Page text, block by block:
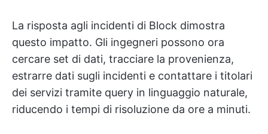
La risposta agli incidenti di Block dimostra
questo impatto. Gli ingegneri possono ora
cercare set di dati, tracciare la provenienza,
estrarre dati sugli incidenti e contattare i titolari
dei servizi tramite query in linguaggio naturale,
riducendo i tempi di risoluzione da ore a minuti.